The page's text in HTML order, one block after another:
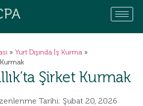
» Yurt Dışında İş Kurma »
Şirket Kurmak
Tarihi: Şubat 20, 2026